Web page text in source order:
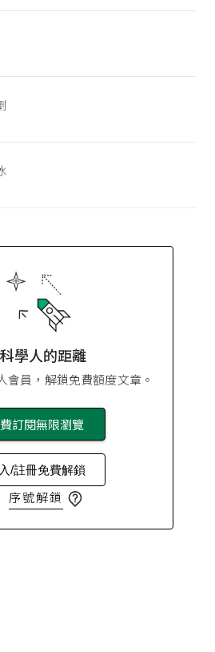
學人的距離
會員，解鎖免費額度文章。
訂閱無限瀏覽
/註冊免費解鎖
序號解鎖